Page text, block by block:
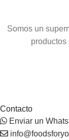
Somos un
productos
Contacto
Enviar un